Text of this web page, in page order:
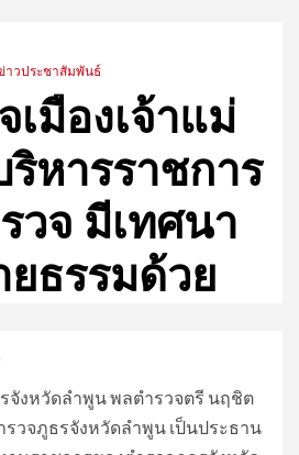
าวประชาสัมพันธ์
เมืองเจ้าแม่
หารราชการ
วจ มีเทศนา
ยธรรมด้วย
จังหวัดลำพูน พลตำรวจตรี นฤชิต
รวจภูธรจังหวัดลำพูน เป็นประธาน